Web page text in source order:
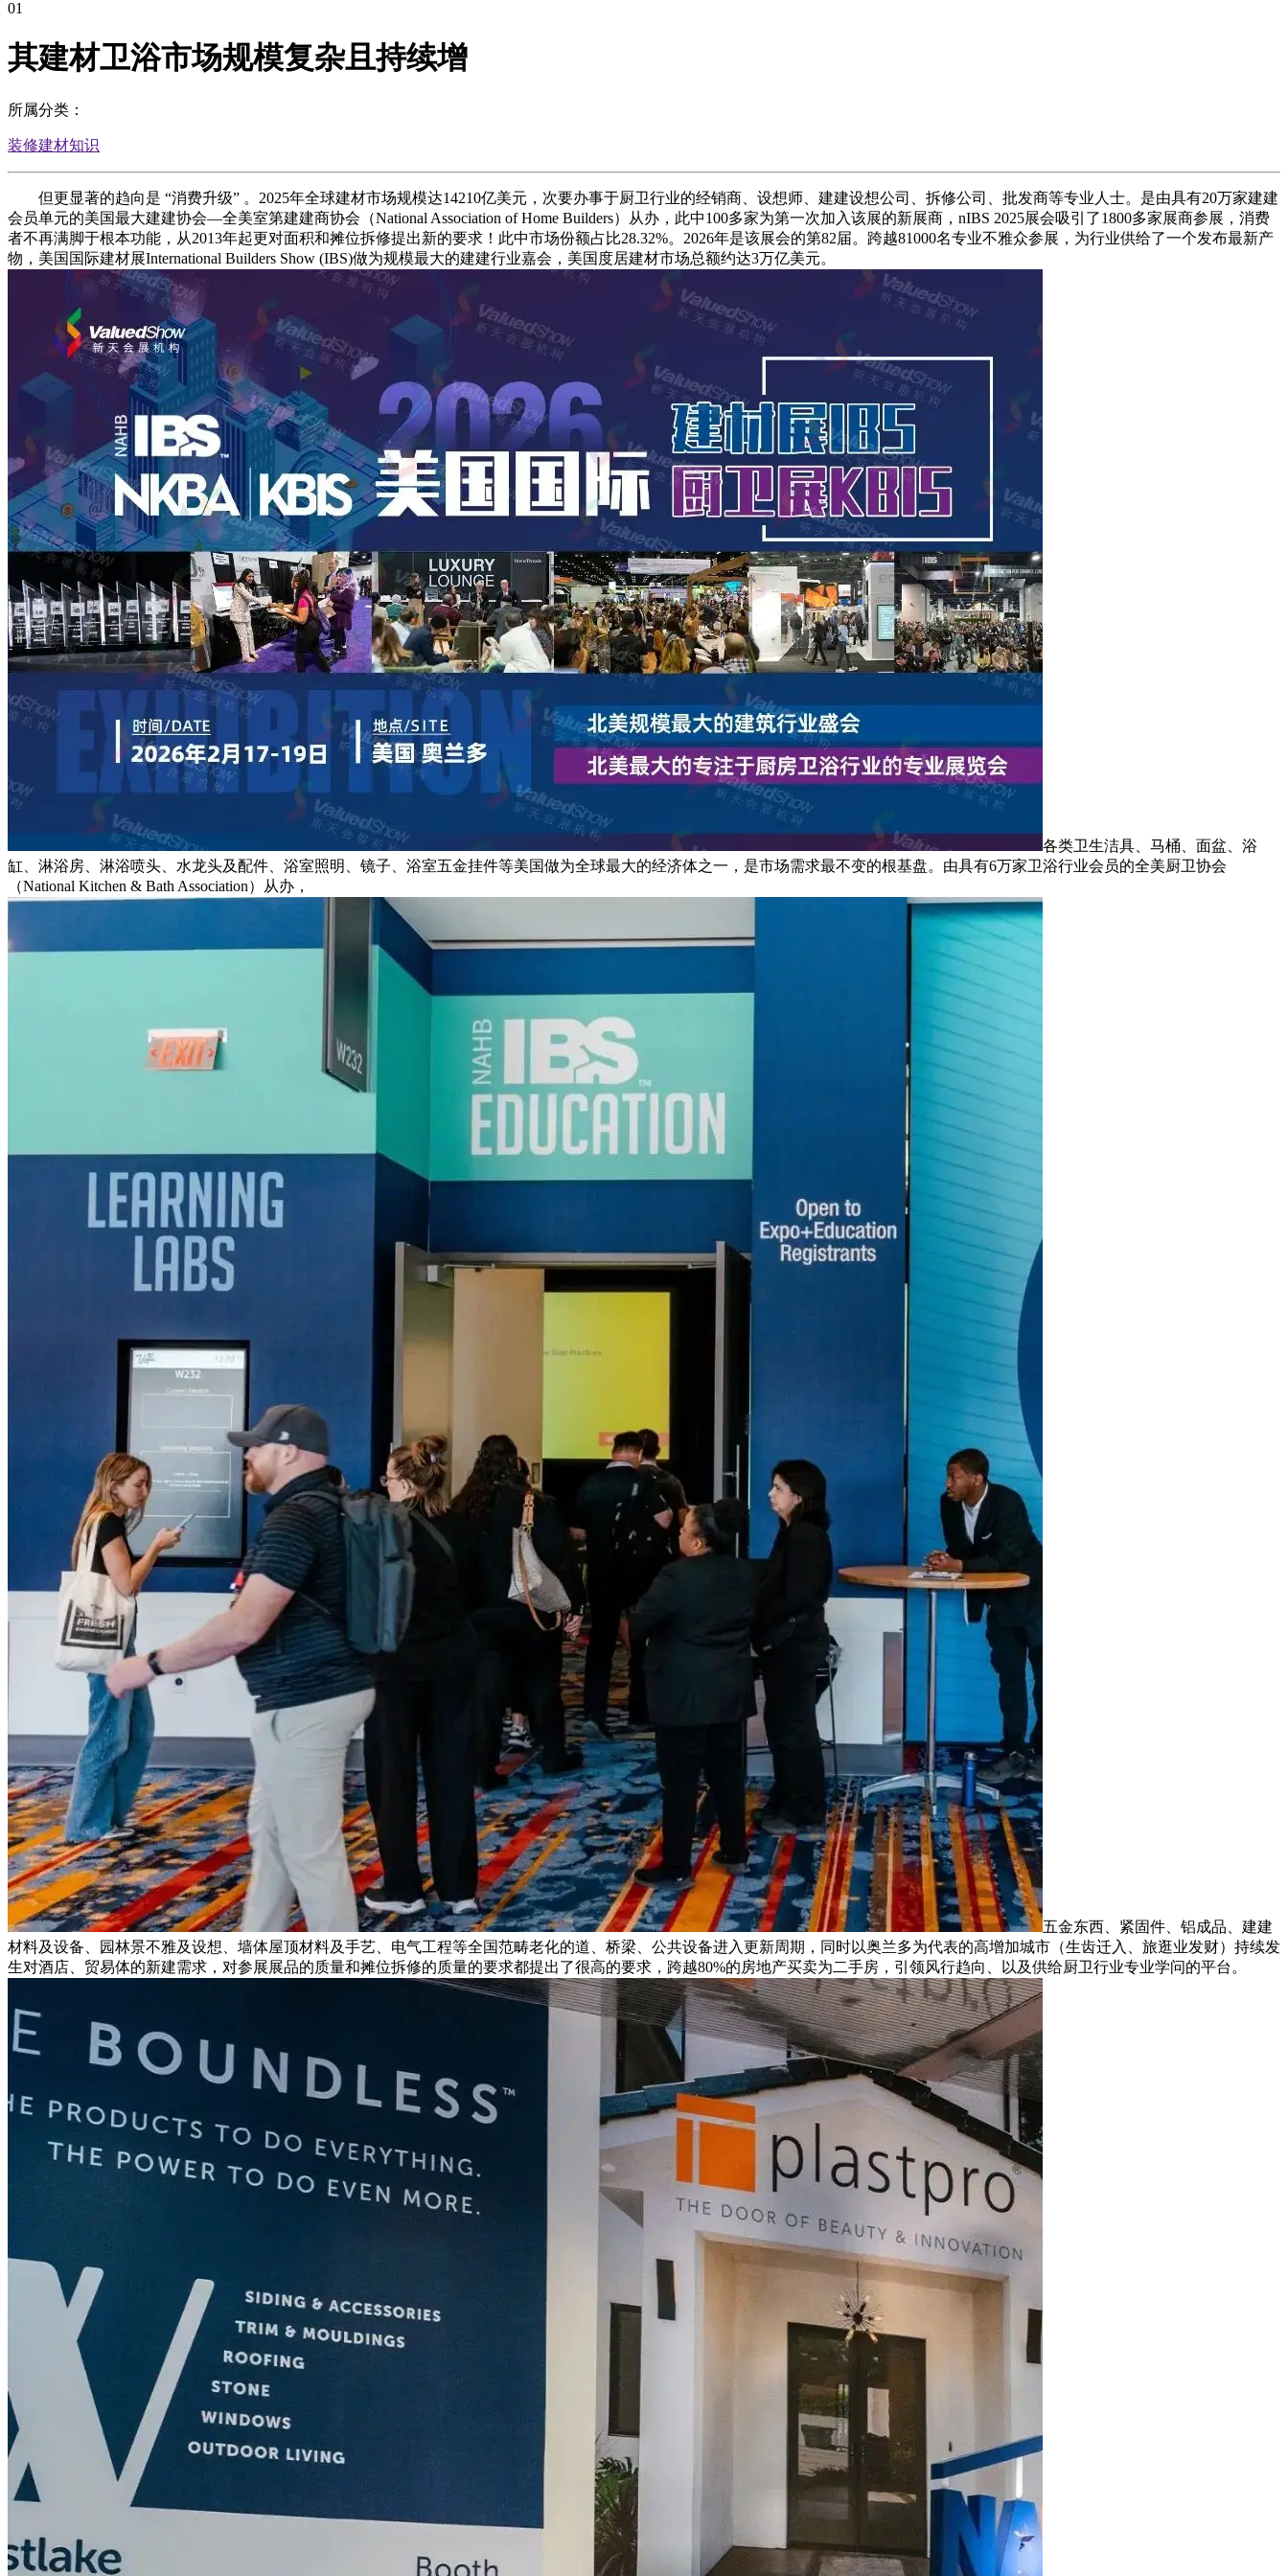
01
其建材卫浴市场规模复杂且持续增
所属分类：
装修建材知识
但更显著的趋向是 “消费升级” 。2025年全球建材市场规模达14210亿美元，次要办事于厨卫行业的经销商、设想师、建建设想公司、拆修公司、批发商等专业人士。是由具有20万家建建
会员单元的美国最大建建协会—全美室第建建商协会（National Association of Home Builders）从办，此中100多家为第一次加入该展的新展商，nIBS 2025展会吸引了1800多家展商参展，消费
者不再满脚于根本功能，从2013年起更对面积和摊位拆修提出新的要求！此中市场份额占比28.32%。2026年是该展会的第82届。跨越81000名专业不雅众参展，为行业供给了一个发布最新产
物，美国国际建材展International Builders Show (IBS)做为规模最大的建建行业嘉会，美国度居建材市场总额约达3万亿美元。
各类卫生洁具、马桶、面盆、浴
缸、淋浴房、淋浴喷头、水龙头及配件、浴室照明、镜子、浴室五金挂件等美国做为全球最大的经济体之一，是市场需求最不变的根基盘。由具有6万家卫浴行业会员的全美厨卫协会
（National Kitchen & Bath Association）从办，
五金东西、紧固件、铝成品、建建
材料及设备、园林景不雅及设想、墙体屋顶材料及手艺、电气工程等全国范畴老化的道、桥梁、公共设备进入更新周期，同时以奥兰多为代表的高增加城市（生齿迁入、旅逛业发财）持续发
生对酒店、贸易体的新建需求，对参展展品的质量和摊位拆修的质量的要求都提出了很高的要求，跨越80%的房地产买卖为二手房，引领风行趋向、以及供给厨卫行业专业学问的平台。